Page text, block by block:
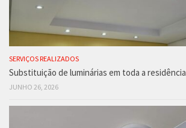
SERVIÇOS REALIZADOS
Substituição de luminárias em toda a residência
JUNHO 26, 2026